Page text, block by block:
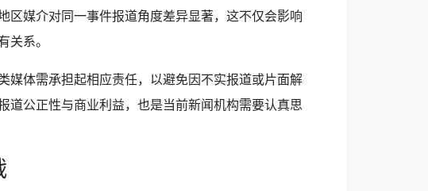
区媒介对同一事件报道角度差异显著，这不仅会影响
关系。
媒体需承担起相应责任，以避免因不实报道或片面解
道公正性与商业利益，也是当前新闻机构需要认真思